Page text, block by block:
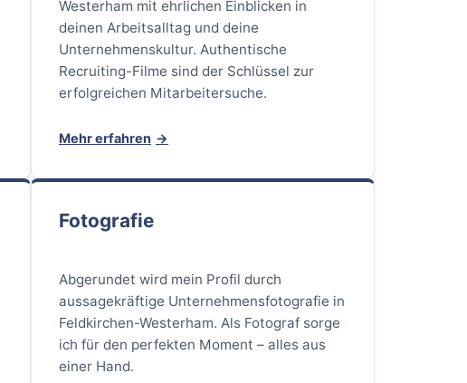
Westerham mit ehrlichen Einblicken in
deinen Arbeitsalltag und deine
Unternehmenskultur. Authentische
Recruiting-Filme sind der Schlüssel zur
erfolgreichen Mitarbeitersuche.
Mehr erfahren
Fotografie
Abgerundet wird mein Profil durch
aussagekräftige Unternehmensfotografie in
Feldkirchen-Westerham. Als Fotograf sorge
ich für den perfekten Moment – alles aus
einer Hand.